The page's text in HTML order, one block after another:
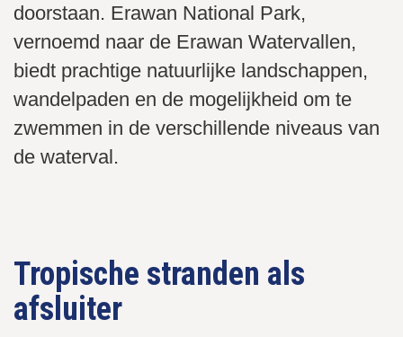
doorstaan. Erawan National Park,
vernoemd naar de Erawan Watervallen,
biedt prachtige natuurlijke landschappen,
wandelpaden en de mogelijkheid om te
zwemmen in de verschillende niveaus van
de waterval.
Tropische stranden als
afsluiter